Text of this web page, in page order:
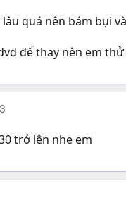
quá nên bám bụi
để thay nên em
trở lên nhe em